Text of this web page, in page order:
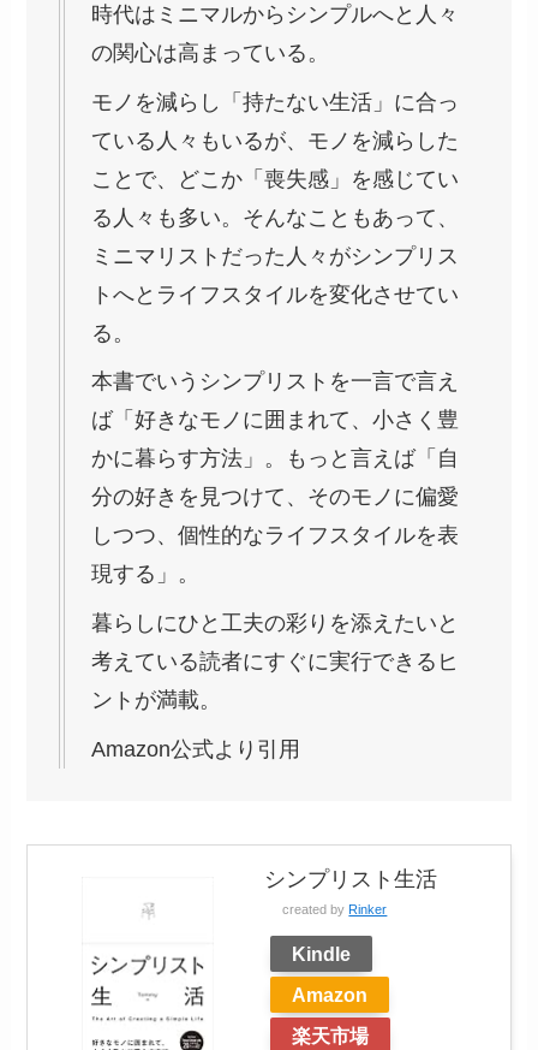
時代はミニマルからシンプルへと人々
の関心は高まっている。
モノを減らし「持たない生活」に合っ
ている人々もいるが、モノを減らした
ことで、どこか「喪失感」を感じてい
る人々も多い。そんなこともあって、
ミニマリストだった人々がシンプリス
トへとライフスタイルを変化させてい
る。
本書でいうシンプリストを一言で言え
ば「好きなモノに囲まれて、小さく豊
かに暮らす方法」。もっと言えば「自
分の好きを見つけて、そのモノに偏愛
しつつ、個性的なライフスタイルを表
現する」。
暮らしにひと工夫の彩りを添えたいと
考えている読者にすぐに実行できるヒ
ントが満載。
Amazon公式より引用
シンプリスト生活
created by Rinker
Kindle
Amazon
楽天市場